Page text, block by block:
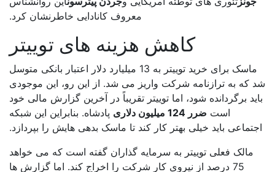
معروف کانادایی خاطرنشان کرد.
کاهش هزینه های توییتر
ماسک برای خرید توییتر به 13 میلیارد دلار اعتبار بانکی متوسل
که به ترازنامه شرکت واریز می شد. از این رو، این موجودی
برگردانده شود، اما توییتر تقریباً در آخرین گزارش مالی خود
استضرر 124 میلیون دلاری
پادشاه. بنابراین این شبکه
باید خیلی بهتر کار کند تا ماسک بدهی هایش را بپردازد.
مالک فعلی توییتر به سرمایه گذاران گفته است که می خواهد
75 درصد از نیروی کار شرکت را اخراج کند. اما گزارش ها